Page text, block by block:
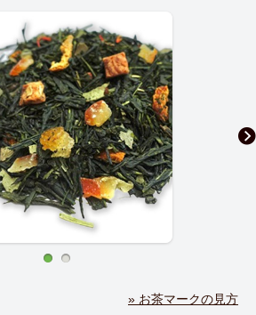
» お茶マークの見方